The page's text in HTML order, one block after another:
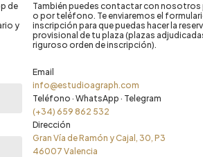
de
y
También puedes contactar con nosotros
o por teléfono. Te enviaremos el
inscripción para que puedas hacer la
provisional de tu plaza (plazas
riguroso orden de inscripción).
Email
info@estudioagraph.com
Teléfono · WhatsApp · Telegram
(+34) 659 862 532
Dirección
Gran Vía de Ramón y Cajal, 30, P3
46007 Valencia